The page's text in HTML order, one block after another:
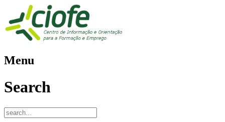
Menu
Search